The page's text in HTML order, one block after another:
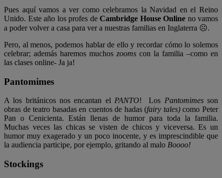
Pues aquí vamos a ver como celebramos la Navidad en el Reino
Unido. Este año los profes de Cambridge House Online no vamos
a poder volver a casa para ver a nuestras familias en Inglaterra ☹.
Pero, al menos, podemos hablar de ello y recordar cómo lo solemos
celebrar; además haremos muchos zooms con la familia –como en
las clases online- Ja ja!
Pantomimes
A los británicos nos encantan el PANTO! Los Pantomimesson
obras de teatro basadas en cuentos de hadas (fairy tales)como Peter
Pan o Cenicienta. Están llenas de humor para toda la familia.
Muchas veces las chicas se visten de chicos y viceversa. Es un
humor muy exagerado y un poco inocente, y es imprescindible que
la audiencia participe, por ejemplo, gritando al malo Boooo!
Stockings